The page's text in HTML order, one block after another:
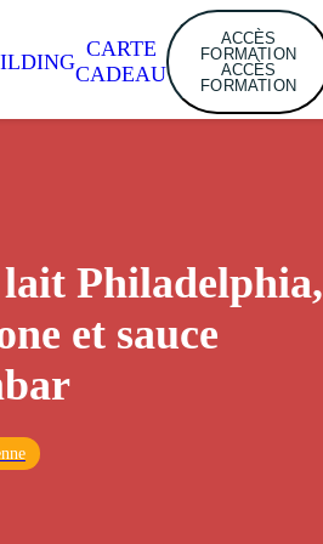
CARTE
CADEAU
ACCÈS
FORMATION
ACCÈS
FORMATION
Philadelphia,
et sauce